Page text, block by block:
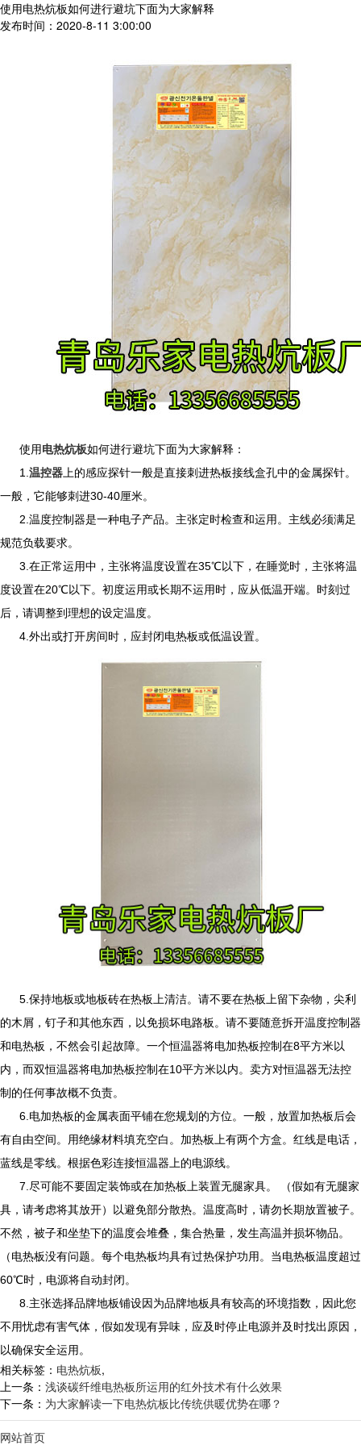
使用电热炕板如何进行避坑下面为大家解释
发布时间：2020-8-11 3:00:00
使用电热炕板如何进行避坑下面为大家解释：
1. 温控器 上的感应探针一般是直接刺进热板接线盒孔中的金属探针。
一般，它能够刺进30-40厘米。
2. 温度控制器是一种电子产品。主张定时检查和运用。主线必须满足
规范负载要求。
3. 在正常运用中，主张将温度设置在35℃以下，在睡觉时，主张将温
度设置在20℃以下。初度运用或长期不运用时，应从低温开端。时刻过
后，请调整到理想的设定温度。
4.外出或打开房间时，应封闭电热板或低温设置。
5.保持地板或地板砖在热板上清洁。请不要在热板上留下杂物，尖利
的木屑，钉子和其他东西，以免损坏电路板。请不要随意拆开温度控制器
和电热板，不然会引起故障。一个恒温器将电加热板控制在8平方米以
内，而双恒温器将电加热板控制在10平方米以内。卖方对恒温器无法控
制的任何事故概不负责。
6. 电加热板的金属表面平铺在您规划的方位。一般，放置加热板后会
有自由空间。用绝缘材料填充空白。加热板上有两个方盒。红线是电话，
蓝线是零线。根据色彩连接恒温器上的电源线。
7.尽可能不要固定装饰或在加热板上装置无腿家具。 （假如有无腿家
具，请考虑将其放开）以避免部分散热。温度高时，请勿长期放置被子。
不然，被子和坐垫下的温度会堆叠，集合热量，发生高温并损坏物品。
（电热板没有问题。每个电热板均具有过热保护功用。当电热板温度超过
60℃时，电源将自动封闭。
8.主张选择品牌地板铺设因为品牌地板具有较高的环境指数，因此您
不用忧虑有害气体，假如发现有异味，应及时停止电源并及时找出原因，
以确保安全运用。
相关标签： 电热炕板,
上一条： 浅谈碳纤维电热板所运用的红外技术有什么效果
下一条： 为大家解读一下电热炕板比传统供暖优势在哪？
网站首页